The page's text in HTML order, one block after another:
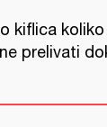
kiflica
prelivati